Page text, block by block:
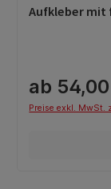
Aufkleber mit
ab
Preise exkl. MwSt.